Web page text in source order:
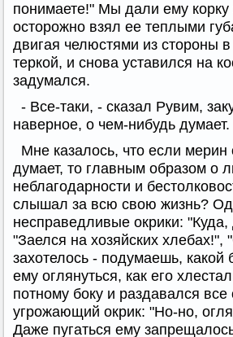
понимаете!" Мы дали ему
осторожно взял ее теплыми
двигая челюстями из стороны в
теркой, и снова уставился на
задумался.
- Все-таки, - сказал Рувим,
наверное, о чем-нибудь думает.
Мне казалось, что если мерин
думает, то главным образом о
неблагодарности и
слышал за всю свою жизнь?
несправедливые окрики: "Куда,
"Заелся на хозяйских хлебах!",
захотелось - подумаешь, какой
ему оглянуться, как его
потному боку и раздавался
угрожающий окрик: "Но-но,
Даже пугаться ему